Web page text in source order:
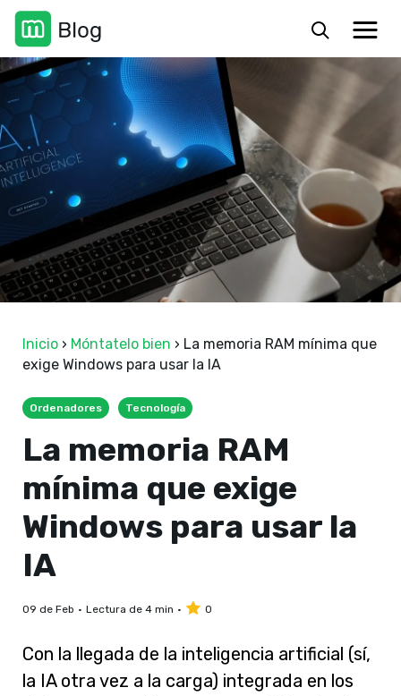
Inicio › Móntatelo bien › La memoria RAM mínima que
exige Windows para usar la IA
Ordenadores Tecnología
La memoria RAM
mínima que exige
Windows para usar la
IA
09 de Feb Lectura de 4 min 0
Con la llegada de la inteligencia artificial (sí,
la IA otra vez a la carga) integrada en los